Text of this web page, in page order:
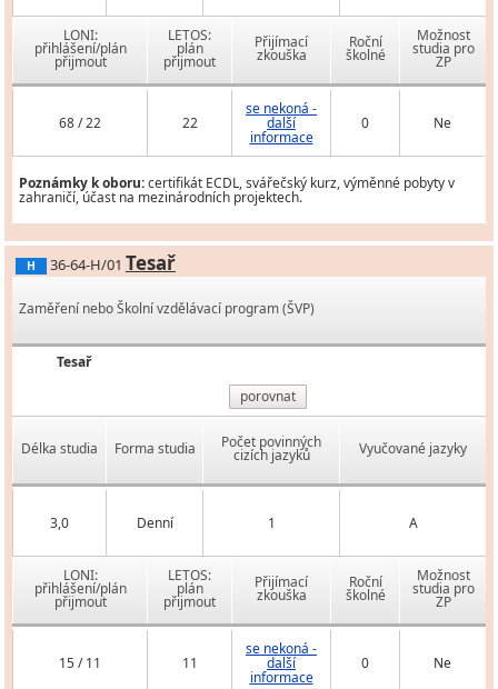
LONI:
přihlášení/plán
přijmout
LETOS:
plán
přijmout
Přijímací
zkouška
Roční
školné
Možnost
studia pro
ZP
68 / 22 22
se nekoná -
další
informace
0 Ne
Poznámky k oboru:certifikát ECDL, svářečský kurz, výměnné pobyty v
zahraničí, účast na mezinárodních projektech.
H 36-64-H/01 Tesař
Zaměření nebo Školní vzdělávací program (ŠVP)
Tesař
porovnat
Délka studia Forma studia Počet povinných
cizích jazyků Vyučované jazyky
3,0 Denní 1 A
LONI:
přihlášení/plán
přijmout
LETOS:
plán
přijmout
Přijímací
zkouška
Roční
školné
Možnost
studia pro
ZP
15 / 11 11
se nekoná -
další
informace
0 Ne